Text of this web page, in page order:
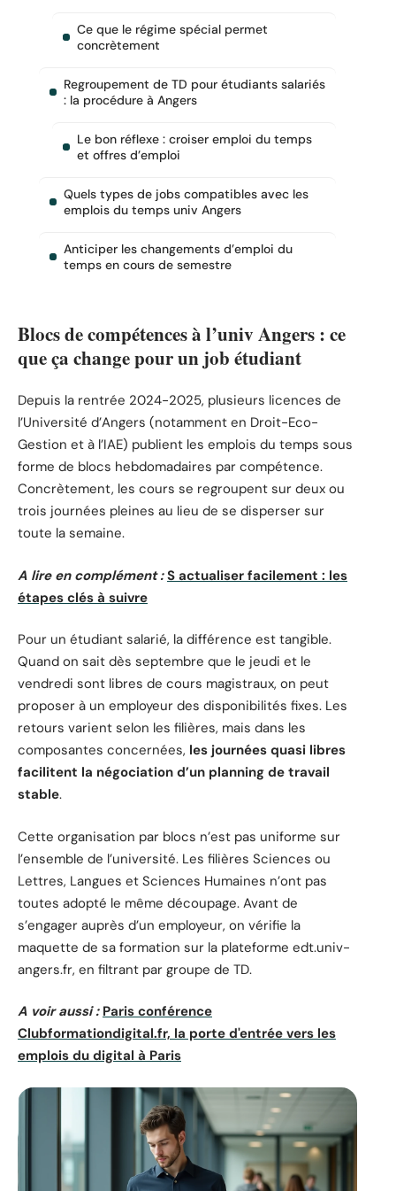
Ce que le régime spécial permet
concrètement
Regroupement de TD pour étudiants salariés
: la procédure à Angers
Le bon réflexe : croiser emploi du temps
et offres d’emploi
Quels types de jobs compatibles avec les
emplois du temps univ Angers
Anticiper les changements d’emploi du
temps en cours de semestre
Blocs de compétences à l’univ Angers : ce
que ça change pour un job étudiant
Depuis la rentrée 2024-2025, plusieurs licences de
l’Université d’Angers (notamment en Droit-Eco-
Gestion et à l’IAE) publient les emplois du temps sous
forme de blocs hebdomadaires par compétence.
Concrètement, les cours se regroupent sur deux ou
trois journées pleines au lieu de se disperser sur
toute la semaine.
A lire en complément : S actualiser facilement : les
étapes clés à suivre
Pour un étudiant salarié, la différence est tangible.
Quand on sait dès septembre que le jeudi et le
vendredi sont libres de cours magistraux, on peut
proposer à un employeur des disponibilités fixes. Les
retours varient selon les filières, mais dans les
composantes concernées, les journées quasi libres
facilitent la négociation d’un planning de travail
stable.
Cette organisation par blocs n’est pas uniforme sur
l’ensemble de l’université. Les filières Sciences ou
Lettres, Langues et Sciences Humaines n’ont pas
toutes adopté le même découpage. Avant de
s’engager auprès d’un employeur, on vérifie la
maquette de sa formation sur la plateforme edt.univ-
angers.fr, en filtrant par groupe de TD.
A voir aussi : Paris conférence
Clubformationdigital.fr, la porte d'entrée vers les
emplois du digital à Paris